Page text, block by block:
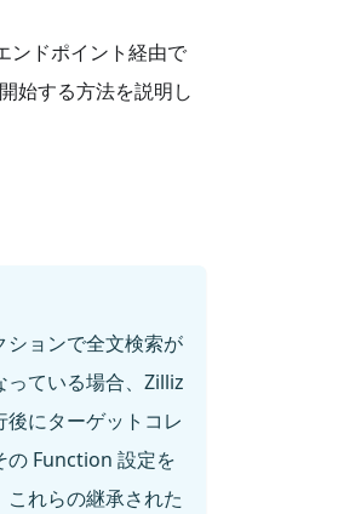
ンドポイント経由で
始する方法を説明し
ションで全文検索が
っている場合、Zilliz
後にターゲットコレ
の Function 設定を
これらの継承された